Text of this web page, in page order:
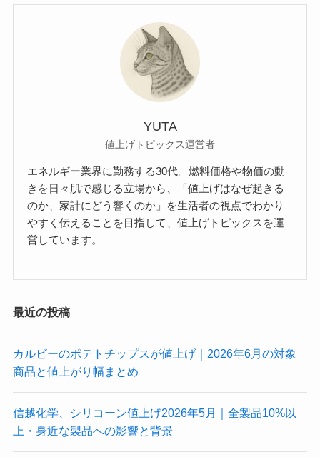
YUTA
値上げトピックス運営者
エネルギー業界に勤務する30代。燃料価格や物価の動
きを日々肌で感じる立場から、「値上げはなぜ起きる
のか、家計にどう響くのか」を生活者の視点でわかり
やすく伝えることを目指して、値上げトピックスを運
営しています。
最近の投稿
カルビーのポテトチップスが値上げ｜2026年6月の対象
商品と値上がり幅まとめ
信越化学、シリコーン値上げ2026年5月｜全製品10%以
上・身近な製品への影響と背景